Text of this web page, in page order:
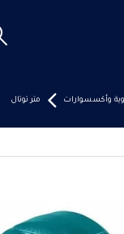
وأكسسوارات متر توتال